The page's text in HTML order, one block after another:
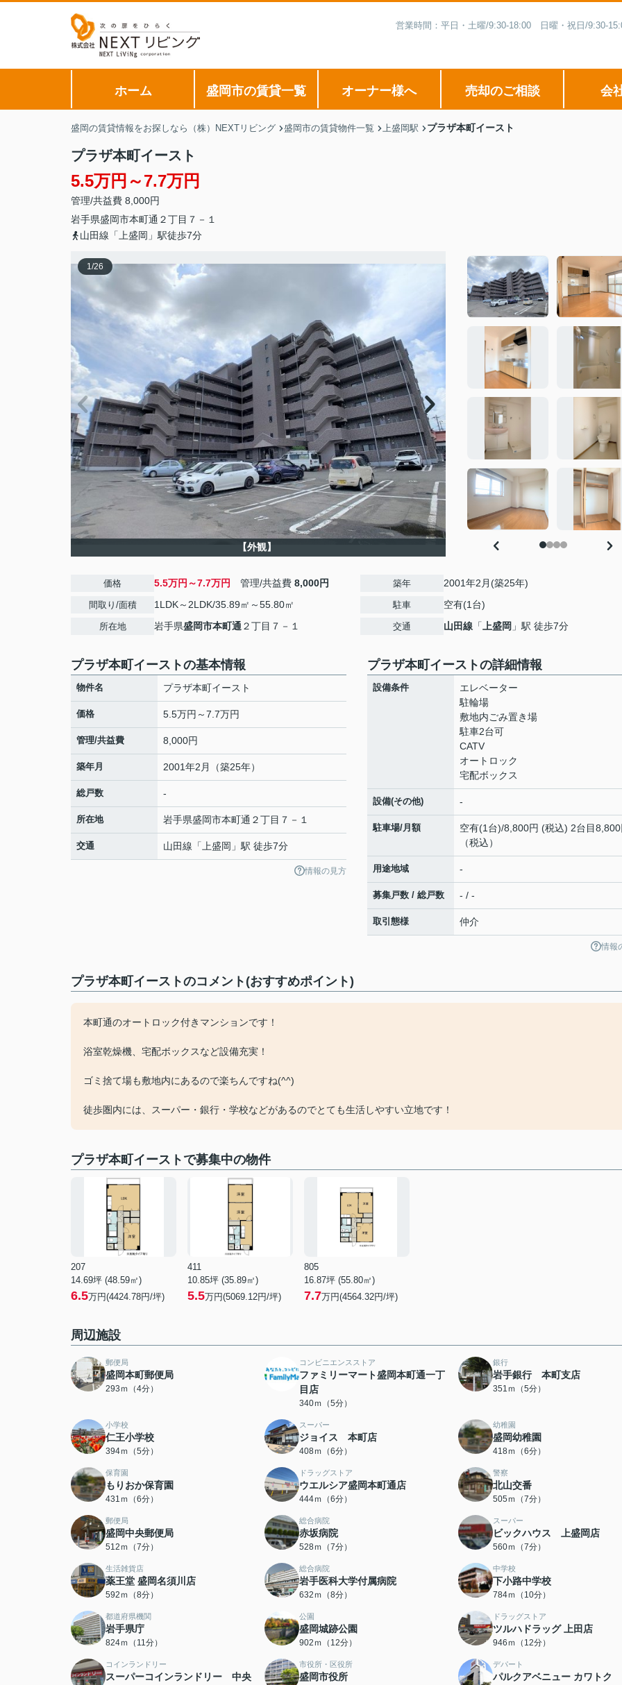
営業時間：平日・土曜/9:30-18:00 日曜・祝日/9:30-
ホーム 盛岡市の賃貸一覧 オーナー様へ 売却のご相談 会
盛岡の賃貸情報をお探しなら（株）NEXTリビング 盛岡市の賃貸物件一覧 上盛岡駅 プラザ本町イースト
プラザ本町イースト
5.5万円～7.7万円
管理/共益費 8,000円
岩手県盛岡市本町通 ２丁目７－１
山田線「上盛岡」駅徒歩7分
1/26
【外観】
価格 5.5万円～7.7万円 管理/共益費 8,000円
間取り/面積 1LDK～2LDK/35.89㎡～55.80㎡
所在地 岩手県盛岡市本町通 ２丁目７－１
築年 2001年2月(築25年)
駐車 空有(1台)
交通 山田線 「 上盛岡 」駅 徒歩7分
プラザ本町イーストの基本情報
物件名 プラザ本町イースト
価格 5.5万円～7.7万円
管理/共益費 8,000円
築年月 2001年2月（築25年）
総戸数 -
所在地 岩手県盛岡市本町通 ２丁目７－１
交通 山田線 「 上盛岡 」駅 徒歩7分
情報の見方
プラザ本町イーストの詳細情報
設備条件
エレベーター
駐輪場
敷地内ごみ置き場
駐車2台可
CATV
オートロック
宅配ボックス
設備(その他) -
駐車場/月額
空有(1台)/8,800円 (税込) 2台目
（税込）
用途地域 -
募集戸数 / 総戸数 - / -
取引態様 仲介
情報
プラザ本町イーストのコメント(おすすめポイント)
本町通のオートロック付きマンションです！
浴室乾燥機、宅配ボックスなど設備充実！
ゴミ捨て場も敷地内にあるので楽ちんですね(^^)
徒歩圏内には、スーパー・銀行・学校などがあるのでとても生活しやすい立地です！
プラザ本町イーストで募集中の物件
207
14.69坪 (48.59㎡)
6.5万円(4424.78円/坪)
411
10.85坪 (35.89㎡)
5.5万円(5069.12円/坪)
805
16.87坪 (55.80㎡)
7.7万円(4564.32円/坪)
周辺施設
郵便局
盛岡本町郵便局
293ｍ（4分）
コンビニエンスストア
ファミリーマート盛岡本町通一丁
目店
340ｍ（5分）
銀行
岩手銀行 本町支店
351ｍ（5分）
小学校
仁王小学校
394ｍ（5分）
スーパー
ジョイス 本町店
408ｍ（6分）
幼稚園
盛岡幼稚園
418ｍ（6分）
保育園
もりおか保育園
431ｍ（6分）
ドラッグストア
ウエルシア盛岡本町通店
444ｍ（6分）
警察
北山交番
505ｍ（7分）
郵便局
盛岡中央郵便局
512ｍ（7分）
総合病院
赤坂病院
528ｍ（7分）
スーパー
ビックハウス 上盛岡店
560ｍ（7分）
生活雑貨店
薬王堂 盛岡名須川店
592ｍ（8分）
総合病院
岩手医科大学付属病院
632ｍ（8分）
中学校
下小路中学校
784ｍ（10分）
都道府県機関
岩手県庁
824ｍ（11分）
公園
盛岡城跡公園
902ｍ（12分）
ドラッグストア
ツルハドラッグ 上田店
946ｍ（12分）
コインランドリー
スーパーコインランドリー 中央
市役所・区役所
盛岡市役所
デパート
パルクアベニュー カワトク